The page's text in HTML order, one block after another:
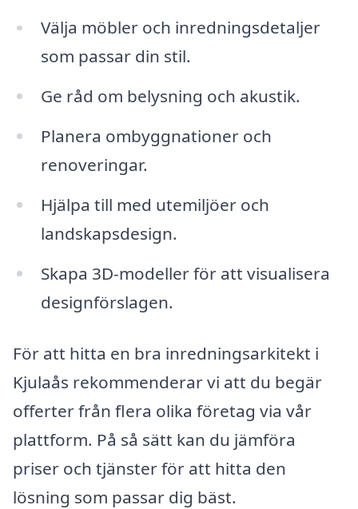
Välja möbler och inredningsdetaljer
som passar din stil.
Ge råd om belysning och akustik.
Planera ombyggnationer och
renoveringar.
Hjälpa till med utemiljöer och
landskapsdesign.
Skapa 3D-modeller för att visualisera
designförslagen.
För att hitta en bra inredningsarkitekt i
Kjulaås rekommenderar vi att du begär
offerter från flera olika företag via vår
plattform. På så sätt kan du jämföra
priser och tjänster för att hitta den
lösning som passar dig bäst.